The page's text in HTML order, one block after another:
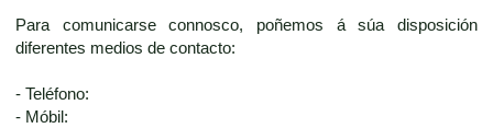
Para comunicarse connosco, poñemos á súa disposición
diferentes medios de contacto:
- Teléfono:
- Móbil: